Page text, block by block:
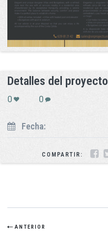
Detalles del proyecto
0 0
Fecha:
COMPARTIR:
ANTERIOR